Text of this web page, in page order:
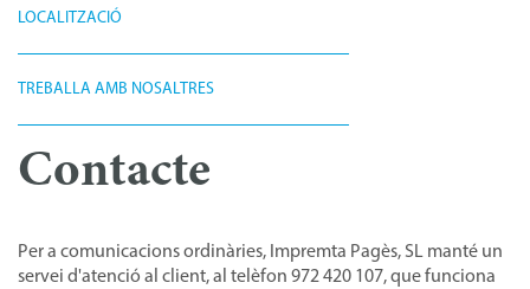
LOCALITZACIÓ
TREBALLA AMB NOSALTRES
Contacte
Per a comunicacions ordinàries, Impremta Pagès, SL manté un
servei d'atenció al client, al telèfon 972 420 107, que funciona